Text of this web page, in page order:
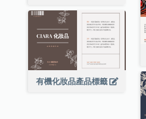
有機化妝品產品標籤